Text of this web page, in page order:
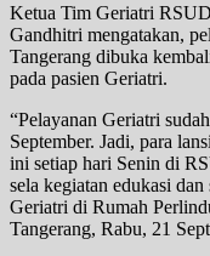
Ketua Tim Geriatri
Gandhitri mengatakan,
Tangerang dibuka
pada pasien Geriatri.
“Pelayanan Geriatri
September. Jadi, para
ini setiap hari Senin di
sela kegiatan edukasi
Geriatri di Rumah
Tangerang, Rabu, 21